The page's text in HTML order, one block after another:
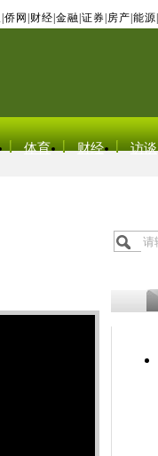
侨网 财经 金融 证券 房产 能源
体育 财经 访谈